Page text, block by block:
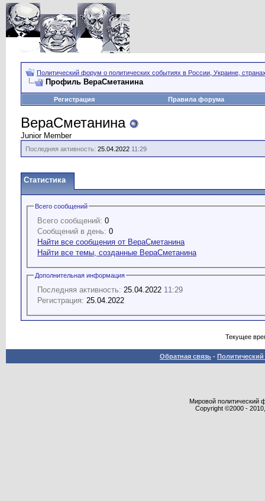
Политический форум о политических событиях в России, Украине,
Профиль ВераСметанина
Регистрация Правила форума
ВераСметанина
Junior Member
Последняя активность: 25.04.2022 11:29
Статистика
Всего сообщений
Всего сообщений: 0
Сообщений в день: 0
Найти все сообщения от ВераСметанина
Найти все темы, созданные ВераСметанина
Дополнительная информация
Последняя активность: 25.04.2022 11:29
Регистрация: 25.04.2022
Текущее
Обратная связь -
Мировой политический
Copyright ©2000 -